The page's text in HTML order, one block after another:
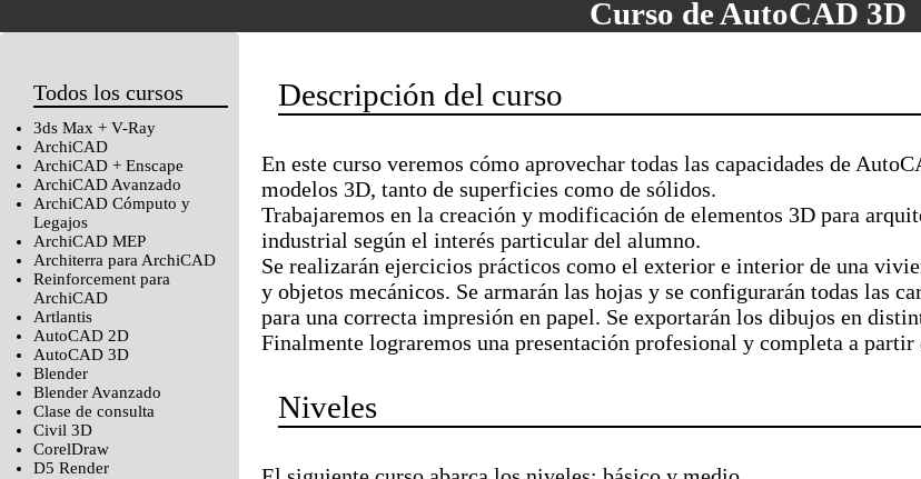
Curso de AutoCAD 3D
Todos los cursos
3ds Max + V-Ray
ArchiCAD
ArchiCAD + Enscape
ArchiCAD Avanzado
ArchiCAD Cómputo y
Legajos
ArchiCAD MEP
Architerra para ArchiCAD
Reinforcement para
ArchiCAD
Artlantis
AutoCAD 2D
AutoCAD 3D
Blender
Blender Avanzado
Clase de consulta
Civil 3D
CorelDraw
D5 Render
Descripción del curso
En este curso veremos cómo aprovechar todas las capacidades de
modelos 3D, tanto de superficies como de sólidos.
Trabajaremos en la creación y modificación de elementos 3D para
industrial según el interés particular del alumno.
Se realizarán ejercicios prácticos como el exterior e interior de una
y objetos mecánicos. Se armarán las hojas y se configurarán todas las
para una correcta impresión en papel. Se exportarán los dibujos en
Finalmente lograremos una presentación profesional y completa a partir
Niveles